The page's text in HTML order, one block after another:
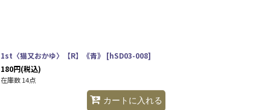
1st〈猫又おかゆ〉【R】《青》 [hSD03-008]
180円(税込)
在庫数 14点
カートに入れる